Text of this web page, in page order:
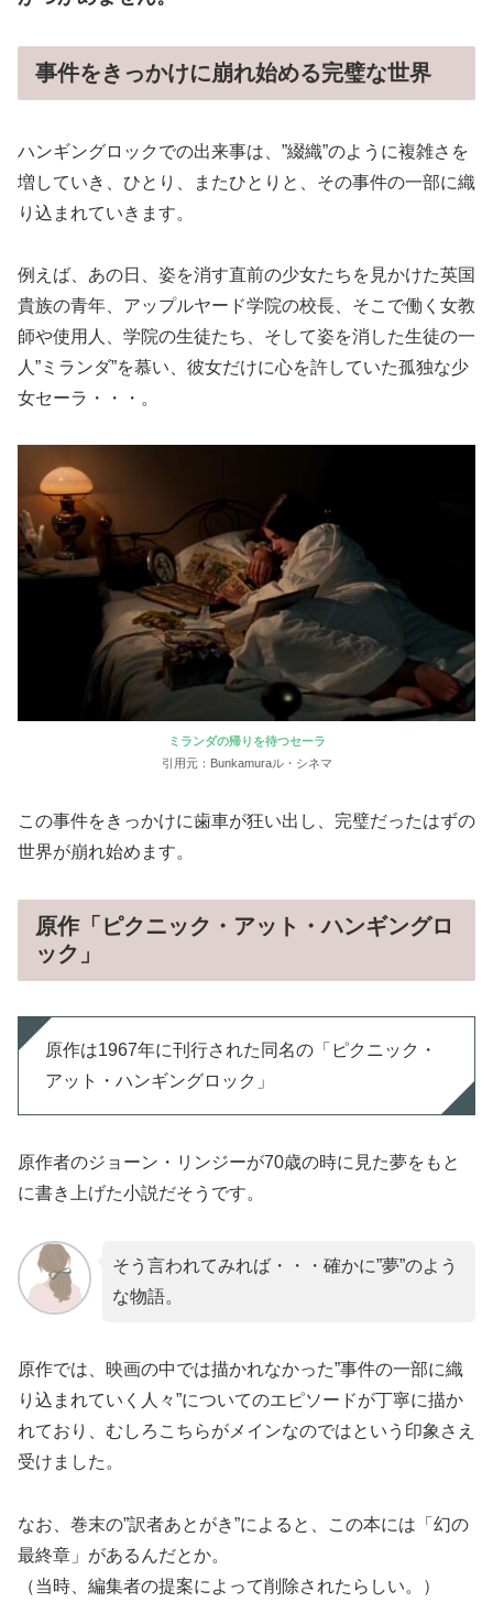
事件をきっかけに崩れ始める完璧な世界
ハンギングロックでの出来事は、”綴織”のように複雑さを
増していき、ひとり、またひとりと、その事件の一部に織
り込まれていきます。
例えば、あの日、姿を消す直前の少女たちを見かけた英国
貴族の青年、アップルヤード学院の校長、そこで働く女教
師や使用人、学院の生徒たち、そして姿を消した生徒の一
人”ミランダ”を慕い、彼女だけに心を許していた孤独な少
女セーラ・・・。
ミランダの帰りを待つセーラ
引用元：Bunkamuraル・シネマ
この事件をきっかけに歯車が狂い出し、完璧だったはずの
世界が崩れ始めます。
原作「ピクニック・アット・ハンギングロ
ック」
原作は1967年に刊行された同名の「ピクニック・
アット・ハンギングロック」
原作者のジョーン・リンジーが70歳の時に見た夢をもと
に書き上げた小説だそうです。
そう言われてみれば・・・確かに”夢”のよう
な物語。
原作では、映画の中では描かれなかった”事件の一部に織
り込まれていく人々”についてのエピソードが丁寧に描か
れており、むしろこちらがメインなのではという印象さえ
受けました。
なお、巻末の”訳者あとがき”によると、この本には「幻の
最終章」があるんだとか。
（当時、編集者の提案によって削除されたらしい。）